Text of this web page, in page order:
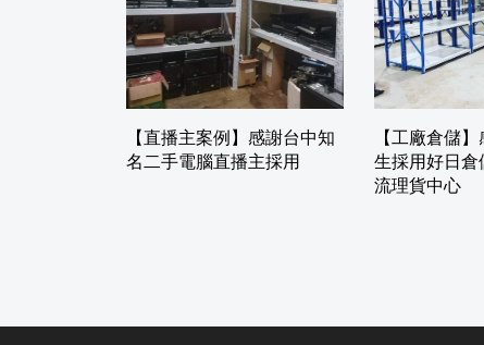
【直播主案例】感謝台中知
名二手電腦直播主採用
【工廠倉儲
生採用好日
流理貨中心